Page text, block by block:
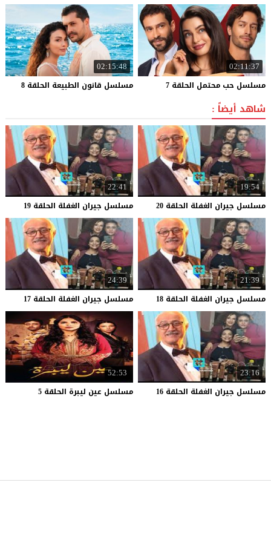
02:11:37
مسلسل حب محتمل الحلقة 7
02:15:48
مسلسل قانون الطبيعة الحلقة 8
شاهد أيضاً :
19:54
مسلسل جيران الغفلة الحلقة 20
22:41
مسلسل جيران الغفلة الحلقة 19
21:39
مسلسل جيران الغفلة الحلقة 18
24:39
مسلسل جيران الغفلة الحلقة 17
23:16
مسلسل جيران الغفلة الحلقة 16
52:53
مسلسل عين ليبرة الحلقة 5